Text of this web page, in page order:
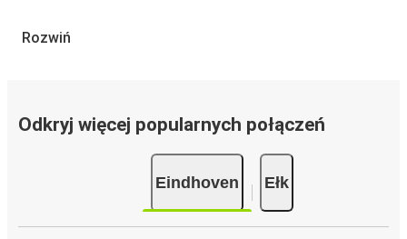
unikając weekendów i świąt. Aby podróżować szybko,
jedynie 22 godziny 17 min.
Podróż autobusemma mniejszy wpływ na środowisko
niż podróż samochodem czy samolotem. Stale pracujemy
Rozwiń
Odkryj więcej popularnych połączeń
Eindhoven Ełk